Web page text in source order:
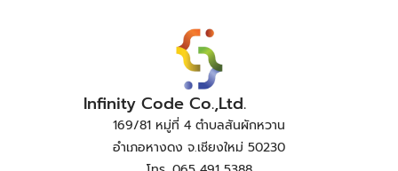
Infinity Code Co.,Ltd.
169/81 หมู่ที่ 4 ตำบลสันผักหวาน
อำเภอหางดง จ.เชียงใหม่ 50230